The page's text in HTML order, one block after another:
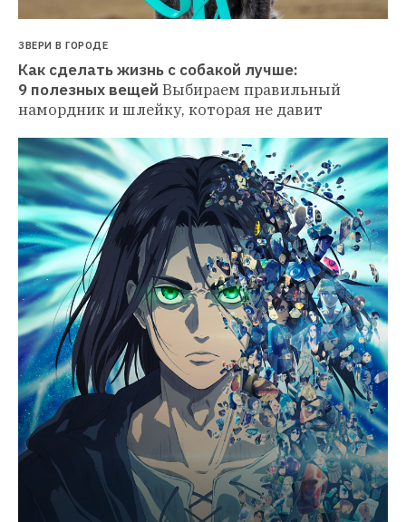
ЗВЕРИ В ГОРОДЕ
Как сделать жизнь с собакой лучше:
9 полезных вещей Выбираем правильный
намордник и шлейку, которая не давит